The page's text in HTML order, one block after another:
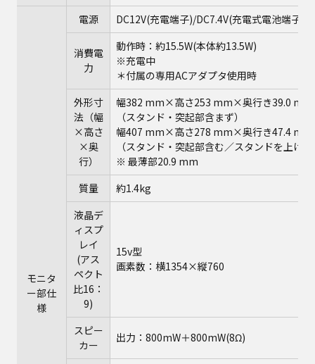
モニタ
ー部仕
様
電源 DC12V(充電端子)/DC7.4V(充電式電池端子)
消費電
力
動作時：約15.5W(本体約13.5W)
※充電中
＊付属の専用ACアダプタ使用時
外形寸
法（幅
×高さ
×奥
行）
幅382 mm×高さ253 mm×奥行き39.0
（スタンド・突起部含まず）
幅407 mm×高さ278 mm×奥行き47.4 mm
（スタンド・突起部含む／スタンドを上げ
※ 最薄部20.9 mm
質量
約1.4kg
液晶デ
ィスプ
レイ
(アス
ペクト
比16：
9)
15v型
画素数：横1354×縦760
スピー
カー
出力：800mW＋800mW(8Ω)